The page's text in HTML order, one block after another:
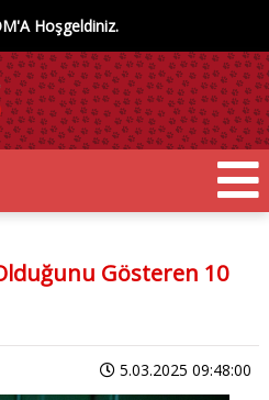
Hoşgeldiniz.
Gösteren 10
5.03.2025 09:48:00